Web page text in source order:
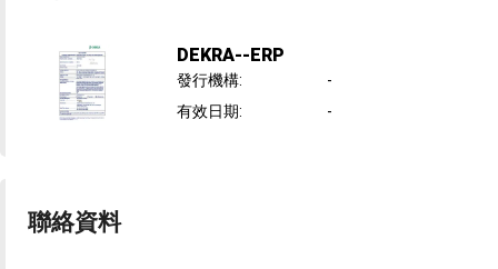
DEKRA--ERP
發行機構:
-
有效日期: -
聯絡資料